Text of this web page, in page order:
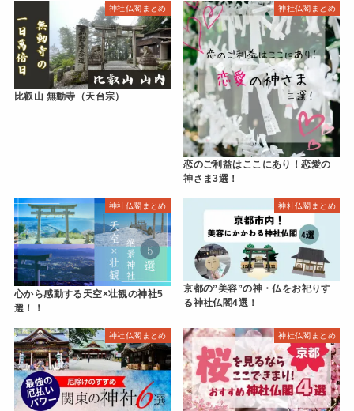
神社仏閣まとめ
比叡山 無動寺（天台宗）
神社仏閣まとめ
恋のご利益はここにあり！恋愛の
神さま3選！
神社仏閣まとめ
心から感動する天空×壮観の神社5
選！！
神社仏閣まとめ
京都の”美容”の神・仏をお祀りす
る神社仏閣4選！
神社仏閣まとめ 神社仏閣まとめ